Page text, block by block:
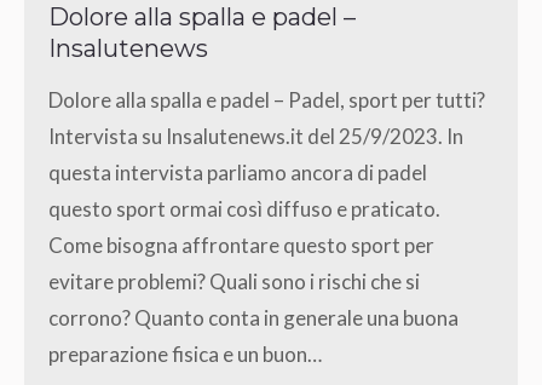
Dolore alla spalla e padel –
Insalutenews
Dolore alla spalla e padel – Padel, sport per tutti?
Intervista su Insalutenews.it del 25/9/2023. In
questa intervista parliamo ancora di padel
questo sport ormai così diffuso e praticato.
Come bisogna affrontare questo sport per
evitare problemi? Quali sono i rischi che si
corrono? Quanto conta in generale una buona
preparazione fisica e un buon…